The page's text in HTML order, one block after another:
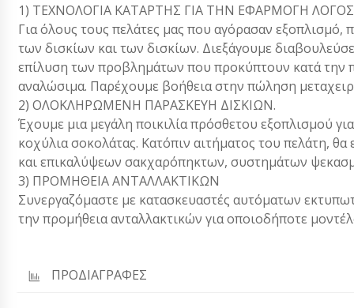
1) ΤΕΧΝΟΛΟΓΙΑ ΚΑΤΑΡΤΗΣ ΓΙΑ ΤΗΝ ΕΦΑΡΜΟΓΗ
Για όλους τους πελάτες μας που αγόρασαν εξοπλισμό,
των δισκίων και των δισκίων. Διεξάγουμε
επίλυση των προβλημάτων που προκύπτουν κατά την
αναλώσιμα. Παρέχουμε βοήθεια στην πώληση
2) ΟΛΟΚΛΗΡΩΜΕΝΗ ΠΑΡΑΣΚΕΥΗ ΔΙΣΚΙΩΝ.
Έχουμε μια μεγάλη ποικιλία πρόσθετου εξοπλισμού
κοχύλια σοκολάτας. Κατόπιν αιτήματος του πελάτη,
και επικαλύψεων σακχαρόπηκτων, συστημάτων
3) ΠΡΟΜΗΘΕΙΑ ΑΝΤΑΛΛΑΚΤΙΚΩΝ
Συνεργαζόμαστε με κατασκευαστές αυτόματων
την προμήθεια ανταλλακτικών για οποιοδήποτε
ΠΡΟΔΙΑΓΡΑΦΕΣ